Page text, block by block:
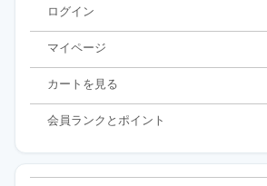
ログイン
マイページ
カートを見る
会員ランクとポイント